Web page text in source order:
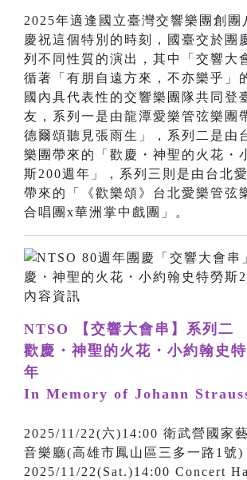
2025年適逢國立臺灣交響樂團創團
慶祝這個特別的時刻，國臺交於團
列不同性質的演出，其中「交響大
循著「有朋自遠方來，不亦樂乎」
國內具代表性的交響樂團隊共同登
友，系列一是由龍潭愛樂管弦樂團
德爾頌聽見張雨生」，系列二是由
樂團帶來的「歡慶・神聖的火花・
斯200週年」，系列三則是由台北
帶來的「《歡樂頌》台北愛樂管弦
合唱團x華洲掌中戲團」。
NTSO 【交響大會串】系列二
歡慶・神聖的火花・小約翰史
年
In Memory of Johann
2025/11/22(六)14:00 衛武營國家
音樂廳(高雄市鳳山區三多一路1號)
2025/11/22(Sat.)14:00 Concert